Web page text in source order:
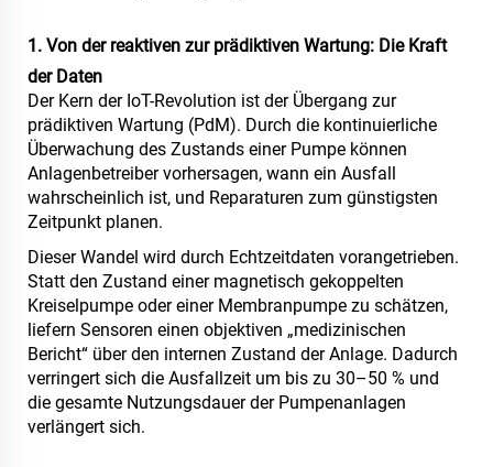
1. Von der reaktiven zur prädiktiven Wartung: Die Kraft
der Daten
Der Kern der IoT-Revolution ist der Übergang zur
prädiktiven Wartung (PdM). Durch die kontinuierliche
Überwachung des Zustands einer Pumpe können
Anlagenbetreiber vorhersagen, wann ein Ausfall
wahrscheinlich ist, und Reparaturen zum günstigsten
Zeitpunkt planen.
Dieser Wandel wird durch Echtzeitdaten vorangetrieben.
Statt den Zustand einer magnetisch gekoppelten
Kreiselpumpe oder einer Membranpumpe zu schätzen,
liefern Sensoren einen objektiven „medizinischen
Bericht“ über den internen Zustand der Anlage. Dadurch
verringert sich die Ausfallzeit um bis zu 30–50 % und
die gesamte Nutzungsdauer der Pumpenanlagen
verlängert sich.